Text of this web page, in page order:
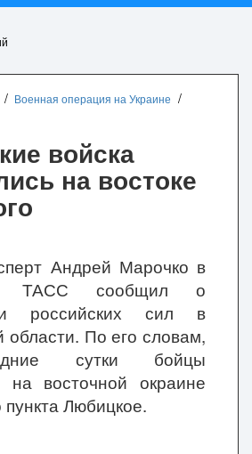
Военная операция на Украине
войска
на востоке
Андрей Марочко в
ТАСС сообщил о
российских сил в
области. По его словам,
сутки бойцы
на восточной окраине
пункта Любицкое.